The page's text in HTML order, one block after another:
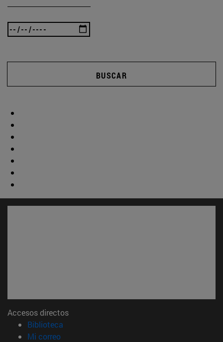
BUSCAR
Accesos directos
Biblioteca
Mi correo(abre en nueva ventana)